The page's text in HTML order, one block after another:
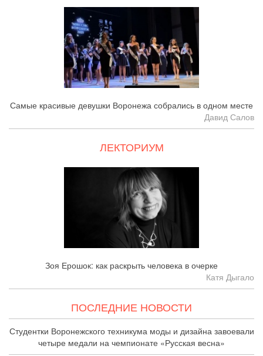
Самые красивые девушки Воронежа собрались в одном месте
Давид Салов
ЛЕКТОРИУМ
Зоя Ерошок: как раскрыть человека в очерке
Катя Дыгало
ПОСЛЕДНИЕ НОВОСТИ
Студентки Воронежского техникума моды и дизайна завоевали
четыре медали на чемпионате «Русская весна»